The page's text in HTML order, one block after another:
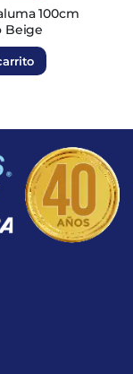
100cm
Beige